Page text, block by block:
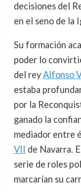
decisiones del
en el seno de la
Su formación
poder lo
del reyAlfonso
estaba
por la
ganado la
mediador entre
VII de Navarra.
serie de roles
marcarían su